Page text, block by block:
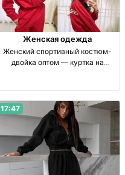
Женская одежда
Женский спортивный костюм-
двойка оптом — куртка на
стандарт, расцв. в ассорт., опт,
отп
17:47